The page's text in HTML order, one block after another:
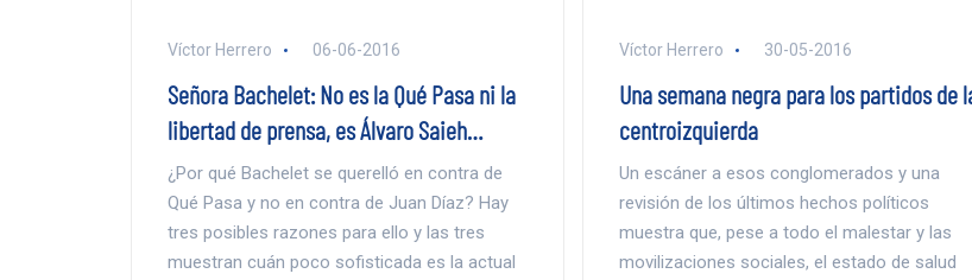
Víctor Herrero 06-06-2016
Señora Bachelet: No es la Qué Pasa ni la
libertad de prensa, es Álvaro Saieh…
¿Por qué Bachelet se querelló en contra de
Qué Pasa y no en contra de Juan Díaz? Hay
tres posibles razones para ello y las tres
muestran cuán poco sofisticada es la actual
Víctor Herrero 30-05-2016
Una semana negra para los partidos de
centroizquierda
Un escáner a esos conglomerados y una
revisión de los últimos hechos políticos
muestra que, pese a todo el malestar y las
movilizaciones sociales, el estado de salud